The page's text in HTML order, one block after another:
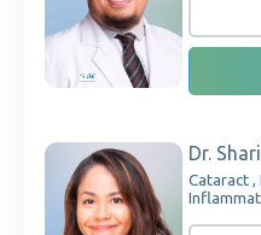
Dr.
Cataract ,